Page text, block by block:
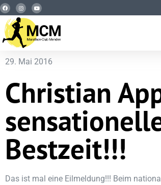
29. Mai 2016
Christian
Bestzeit!!!
Das ist mal eine Eilmeldung!!! Beim